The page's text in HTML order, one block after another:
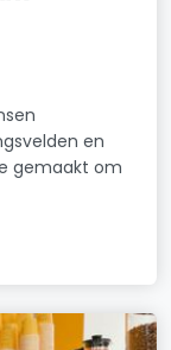
en
gemaakt om